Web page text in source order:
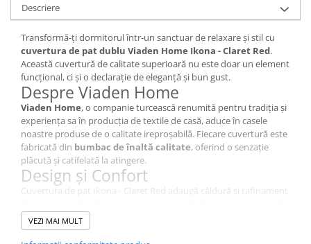
Descriere
Transformă-ți dormitorul într-un sanctuar de relaxare și stil cu
cuvertura de pat dublu Viaden Home Ikona - Claret Red.
Această cuvertură de calitate superioară nu este doar un element
funcțional, ci și o declarație de eleganță și bun gust.
Despre Viaden Home
Viaden Home, o companie turcească renumită pentru tradiția și
experiența sa în producția de textile de casă, aduce în casele
noastre produse de o calitate ireproșabilă. Fiecare cuvertură este
fabricată din bumbac de înaltă calitate, oferind o senzație
plăcută și catifelată la atingere.
Design și Confort
Cuvertura de pat Ikona - Claret Red adaugă căldură și rafinament
un ambient primitor și relaxant. Această cuvertură se integrează
ușor în orice stil de decor, adăugând un plus de confort și
VEZI MAI MULT